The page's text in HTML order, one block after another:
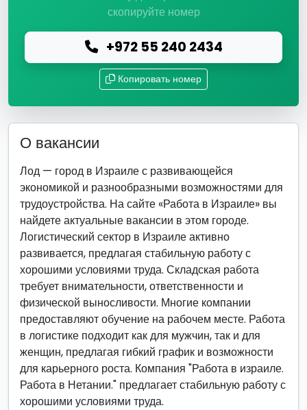
скопируйте номер
+972 55 240 2434
Копировать номер
О вакансии
Лод — город в Израиле с развивающейся
экономикой и разнообразными возможностями для
трудоустройства. На сайте «Работа в Израиле» вы
найдете актуальные вакансии в этом городе.
Логистический сектор в Израиле активно
развивается, предлагая стабильную работу с
хорошими условиями труда. Складская работа
требует внимательности, ответственности и
физической выносливости. Многие компании
предоставляют обучение на рабочем месте. Работа
в логистике подходит как для мужчин, так и для
женщин, предлагая гибкий график и возможности
для карьерного роста. Компания "Работа в израиле.
Работа в Нетании." предлагает стабильную работу с
хорошими условиями труда.